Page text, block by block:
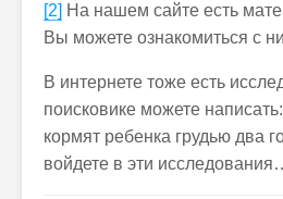
[2] На нашем сайте есть
Вы можете ознакомиться с
В интернете тоже есть
поисковике можете
кормят ребенка грудью два
войдете в эти